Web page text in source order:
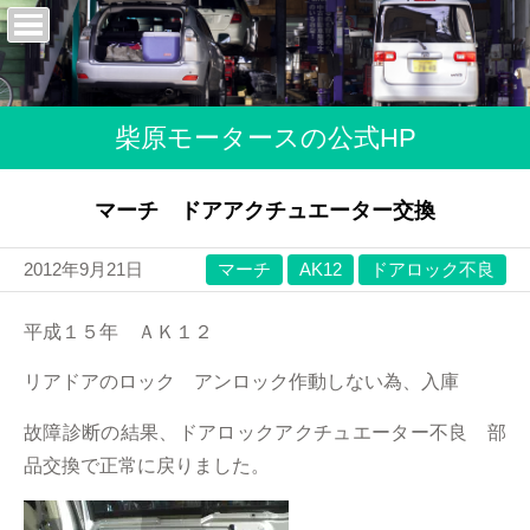
柴原モータースの公式HP
マーチ ドアアクチュエーター交換
2012年9月21日 マーチ AK12 ドアロック不良
平成１５年 ＡＫ１２
リアドアのロック アンロック作動しない為、入庫
故障診断の結果、ドアロックアクチュエーター不良 部
品交換で正常に戻りました。